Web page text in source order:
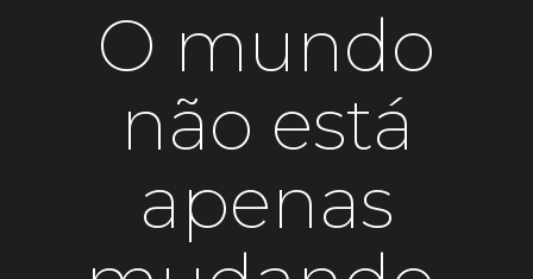
O mundo
não está
apenas